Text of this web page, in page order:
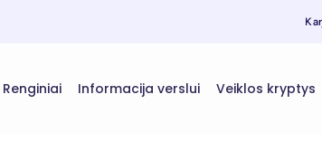
Renginiai Informacija verslui Veiklos kryptys